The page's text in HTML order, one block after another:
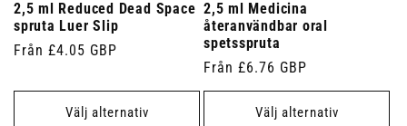
2,5 ml Reduced Dead Space
spruta Luer Slip
Ordinarie
Från £4.05 GBP
Välj alternativ
2,5 ml Medicina
återanvändbar oral
spetsspruta
Ordinarie
pris
Från £6.76 GBP
Välj alternativ